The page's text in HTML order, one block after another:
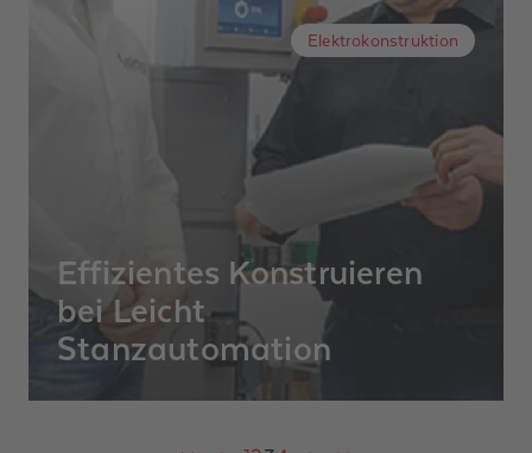
Architekturbüro Centraplan, dem
Elektroplaner Tritschler und der
Elektrokonstruktion
Effizientes Konstruieren
bei Leicht
Stanzautomation